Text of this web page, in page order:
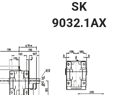
SK
9032.1AX